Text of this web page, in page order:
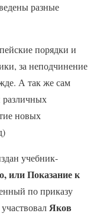
разные
порядки и
за неподчинение
А так же сам
различных
новых
учебник-
или Показание к
по приказу
Яков